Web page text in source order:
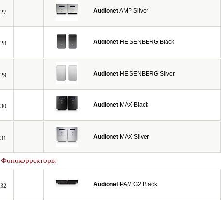
27 AudionetAMP Silver
28 Audionet HEISENBERG Black
29 Audionet HEISENBERG Silver
30 Audionet MAX Black
31 Audionet MAX Silver
Фонокорректоры
32 Audionet PAM G2 Black